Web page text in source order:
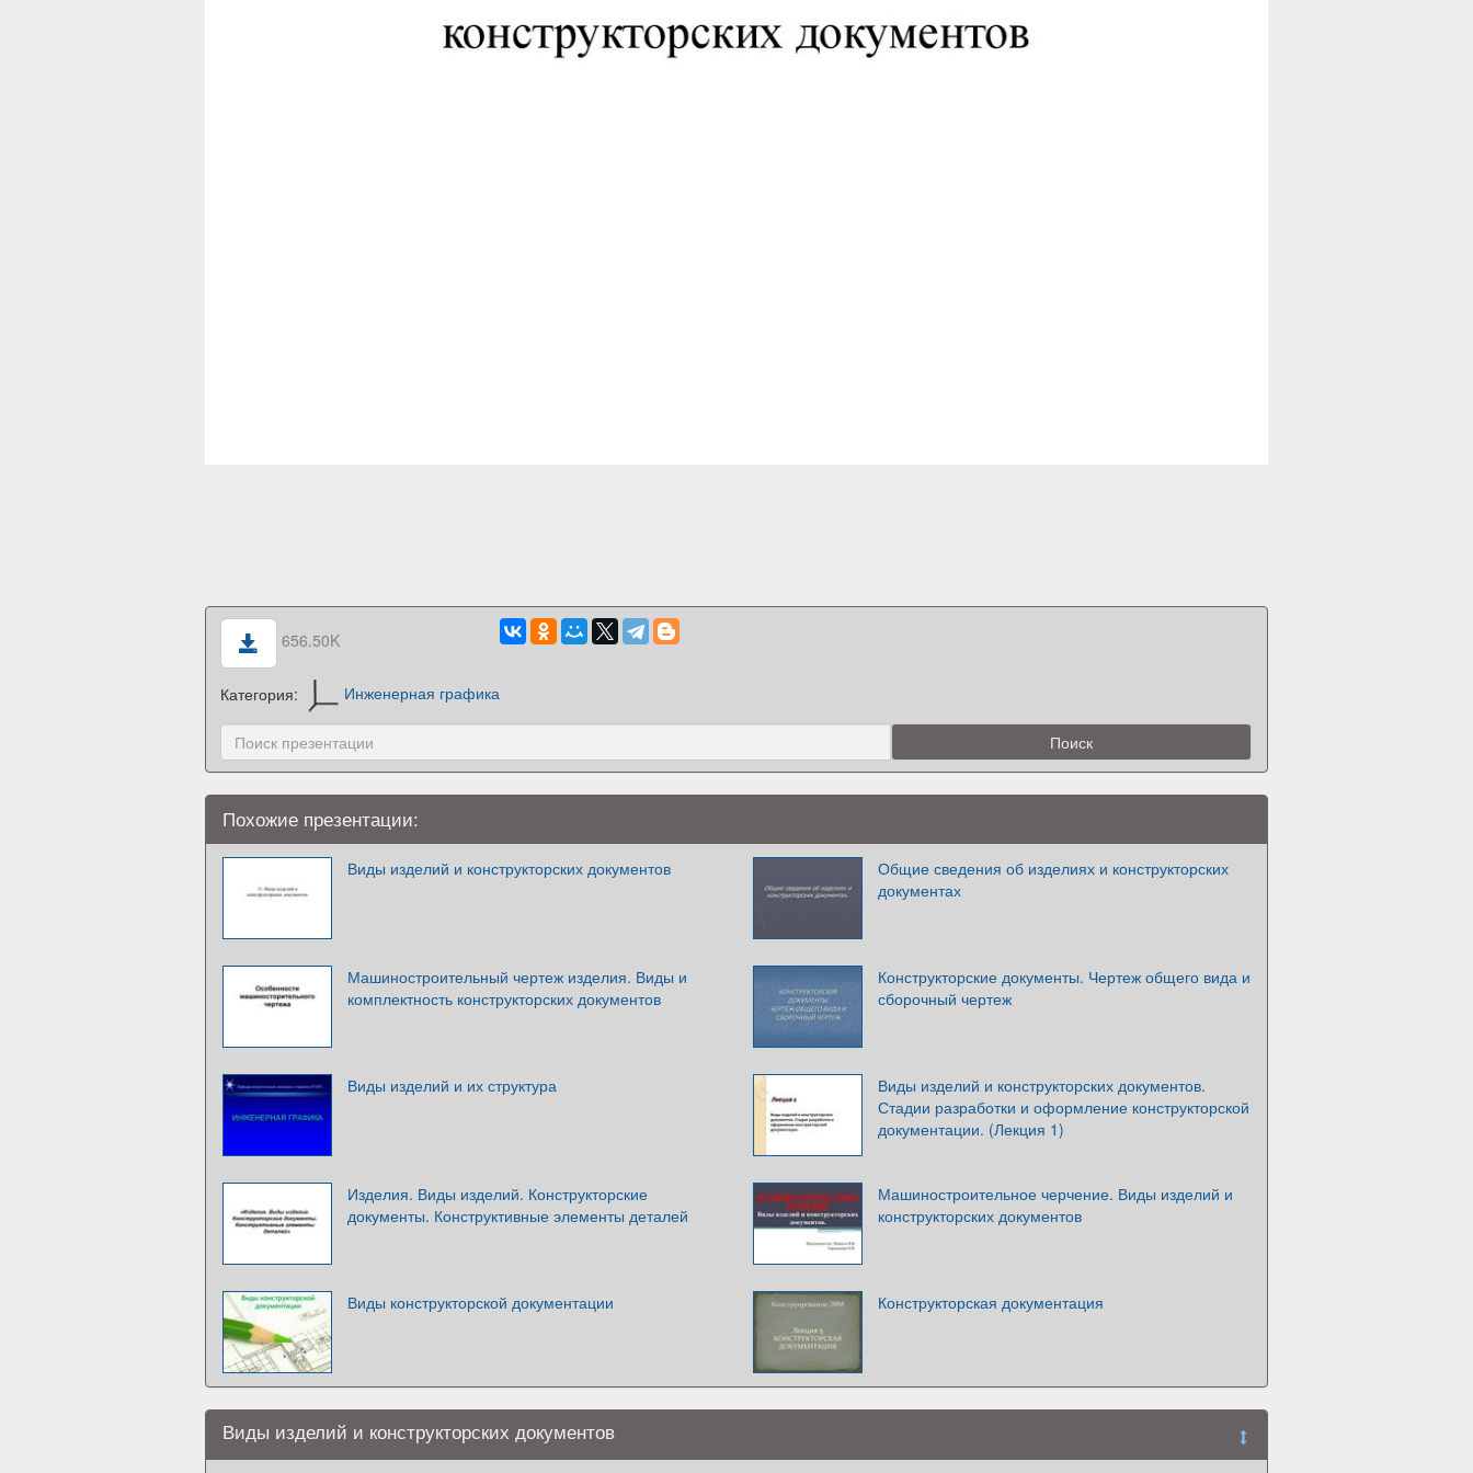
656.50K
Категория: Инженерная графика
Похожие презентации:
Виды изделий и конструкторских документов
Общие сведения об изделиях и конструкторских
документах
Машиностроительный чертеж изделия. Виды и
комплектность конструкторских документов
Конструкторские документы. Чертеж общего вида и
сборочный чертеж
Виды изделий и их структура
Виды изделий и конструкторских документов.
Стадии разработки и оформление конструкторской
документации. (Лекция 1)
Изделия. Виды изделий. Конструкторские
документы. Конструктивные элементы деталей
Машиностроительное черчение. Виды изделий и
конструкторских документов
Виды конструкторской документации Конструкторская документация
Виды изделий и конструкторских документов